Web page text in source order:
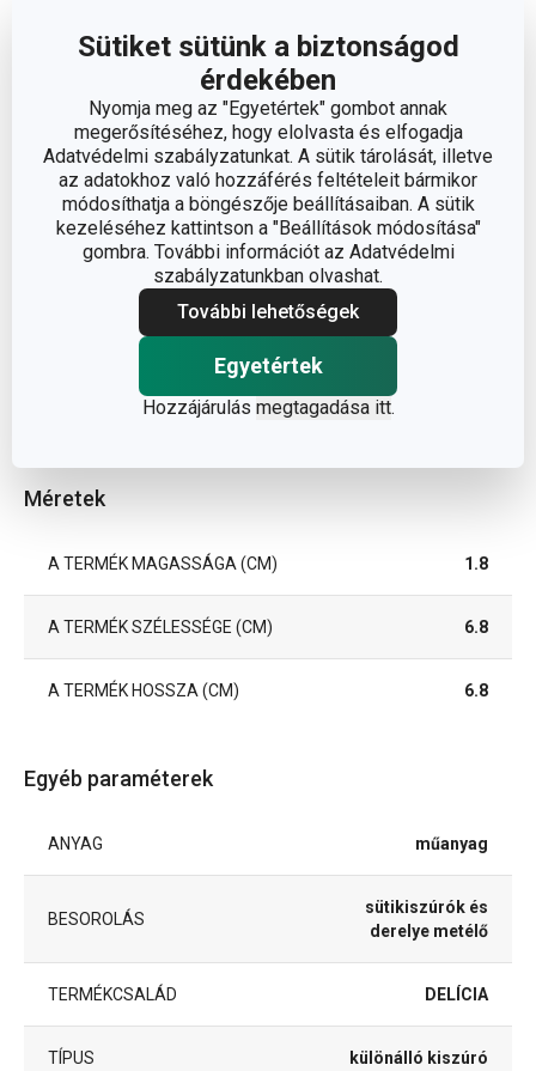
Sütiket sütünk a biztonságod
érdekében
Nyomja meg az "Egyetértek" gombot annak
megerősítéséhez, hogy elolvasta és elfogadja
Adatvédelmi szabályzatunkat. A sütik tárolását, illetve
az adatokhoz való hozzáférés feltételeit bármikor
módosíthatja a böngészője beállításaiban. A sütik
kezeléséhez kattintson a "Beállítások módosítása"
gombra. További információt az Adatvédelmi
szabályzatunkban olvashat.
További lehetőségek
Egyetértek
Hozzájárulás megtagadása itt.
Méretek
A TERMÉK MAGASSÁGA (CM) 1.8
A TERMÉK SZÉLESSÉGE (CM) 6.8
A TERMÉK HOSSZA (CM) 6.8
Egyéb paraméterek
ANYAG műanyag
BESOROLÁS
sütikiszúrók és
derelye metélő
TERMÉKCSALÁD DELÍCIA
TÍPUS különálló kiszúró